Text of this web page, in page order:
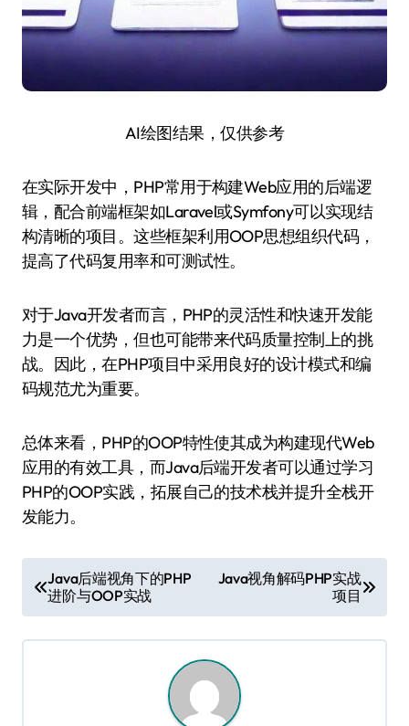
AI绘图结果，仅供参考
在实际开发中，PHP常用于构建Web应用的后端逻
辑，配合前端框架如Laravel或Symfony可以实现结
构清晰的项目。这些框架利用OOP思想组织代码，
提高了代码复用率和可测试性。
对于Java开发者而言，PHP的灵活性和快速开发能
力是一个优势，但也可能带来代码质量控制上的挑
战。因此，在PHP项目中采用良好的设计模式和编
码规范尤为重要。
总体来看，PHP的OOP特性使其成为构建现代Web
应用的有效工具，而Java后端开发者可以通过学习
PHP的OOP实践，拓展自己的技术栈并提升全栈开
发能力。
章
导
Java后端视角下的PHP
进阶与OOP实战
Java视角解码PHP实战
项目